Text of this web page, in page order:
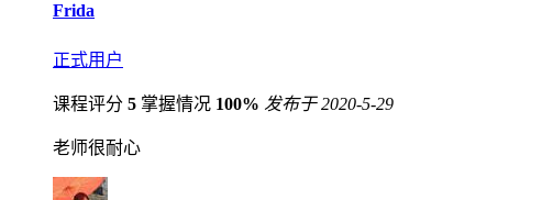
Frida
正式用户
课程评分 5 掌握情况 100% 发布于 2020-5-29
老师很耐心